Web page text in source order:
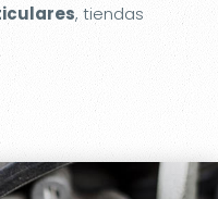
, tiendas